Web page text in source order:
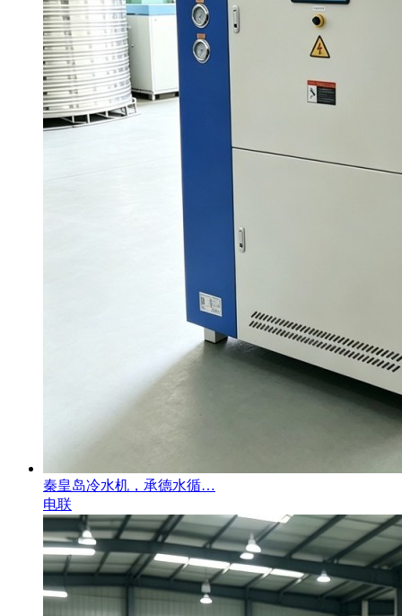
秦皇岛冷水机，承德水循…
电联